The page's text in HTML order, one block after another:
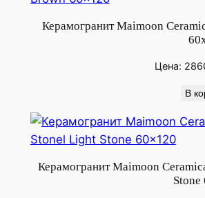
w
n
Керамогранит Maimoon
Цена:
В
Керамогранит Maimoon
Stone